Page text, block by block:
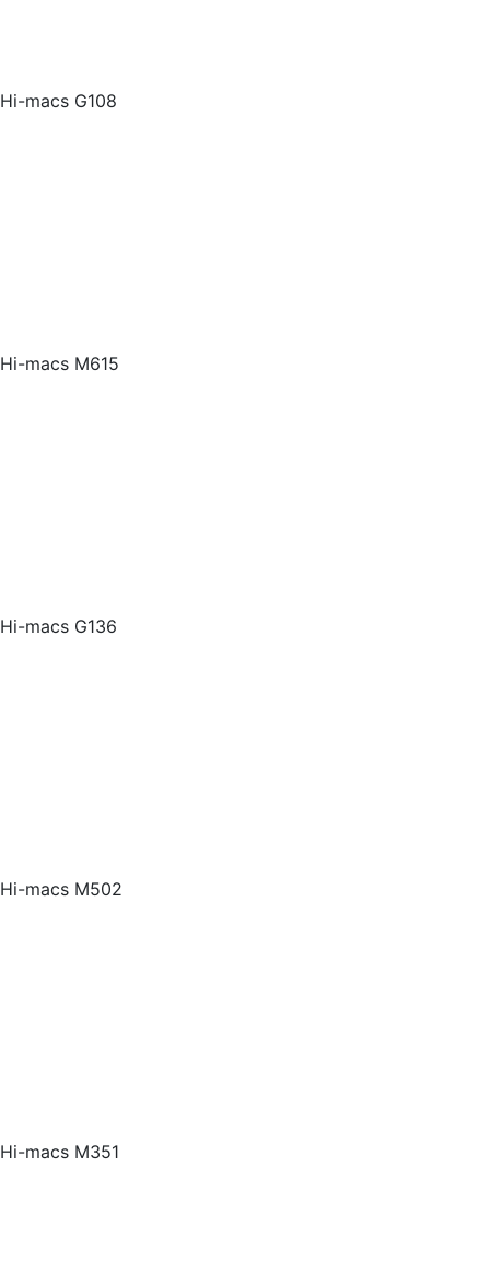
Hi-macs G108
Hi-macs M615
Hi-macs G136
Hi-macs M502
Hi-macs M351